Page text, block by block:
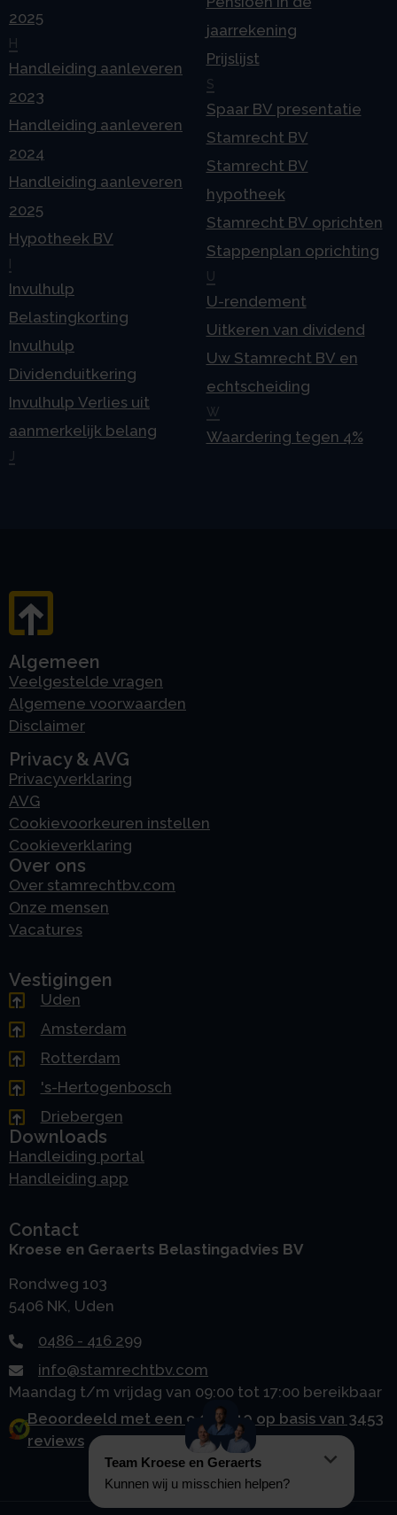
2025
H
Handleiding aanleveren
2023
Handleiding aanleveren
2024
Handleiding aanleveren
2025
Hypotheek BV
Invulhulp
Belastingkorting
Invulhulp
Dividenduitkering
Invulhulp Verlies uit
aanmerkelijk belang
J
jaarrekening
Prijslijst
S
Spaar BV presentatie
Stamrecht BV
Stamrecht BV
hypotheek
Stamrecht BV oprichten
Stappenplan oprichting
U
U-rendement
Uitkeren van dividend
Uw Stamrecht BV en
echtscheiding
W
Waardering tegen 4%
Algemeen
Veelgestelde vragen
Algemene voorwaarden
Disclaimer
Privacy & AVG
Privacyverklaring
AVG
Cookievoorkeuren instellen
Cookieverklaring
Over ons
Over stamrechtbv.com
Onze mensen
Vacatures
Vestigingen
Uden
Amsterdam
Rotterdam
's-Hertogenbosch
Driebergen
Downloads
Handleiding portal
Handleiding app
Contact
Kroese en Geraerts Belastingadvies BV
Rondweg 103
5406 NK, Uden
0486 - 416 299
info@stamrechtbv.com
Maandag t/m vrijdag van 09:00 tot 17:00 bereikbaar
Beoordeeld met een 9.0 uit 10 op basis van 3453
reviews